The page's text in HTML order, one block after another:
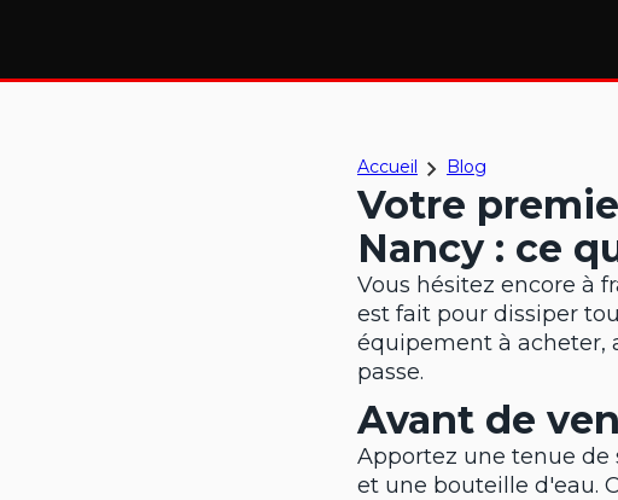
Accueil Blog
Votre
Nancy : ce
Vous hésitez encore à
est fait pour dissiper
équipement à acheter,
passe.
Avant de
Apportez une tenue de
et une bouteille d'eau.